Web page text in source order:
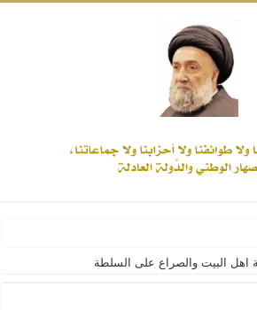
الأمين من الأحداث والقضايا - اضغط للاطلاع
اهل البيت والصراع على السلطة